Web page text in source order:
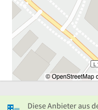
Diese Anbieter aus